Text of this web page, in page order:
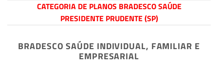
CATEGORIA DE PLANOS BRADESCO SAÚDE
PRESIDENTE PRUDENTE (SP)
BRADESCO SAÚDE INDIVIDUAL, FAMILIAR E
EMPRESARIAL